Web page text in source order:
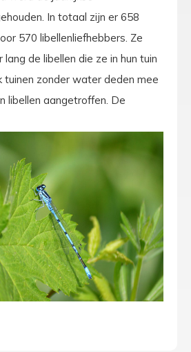
In totaal zijn er 658
570 libellenliefhebbers. Ze
de libellen die ze in hun tuin
tuinen zonder water deden mee
libellen aangetroffen. De